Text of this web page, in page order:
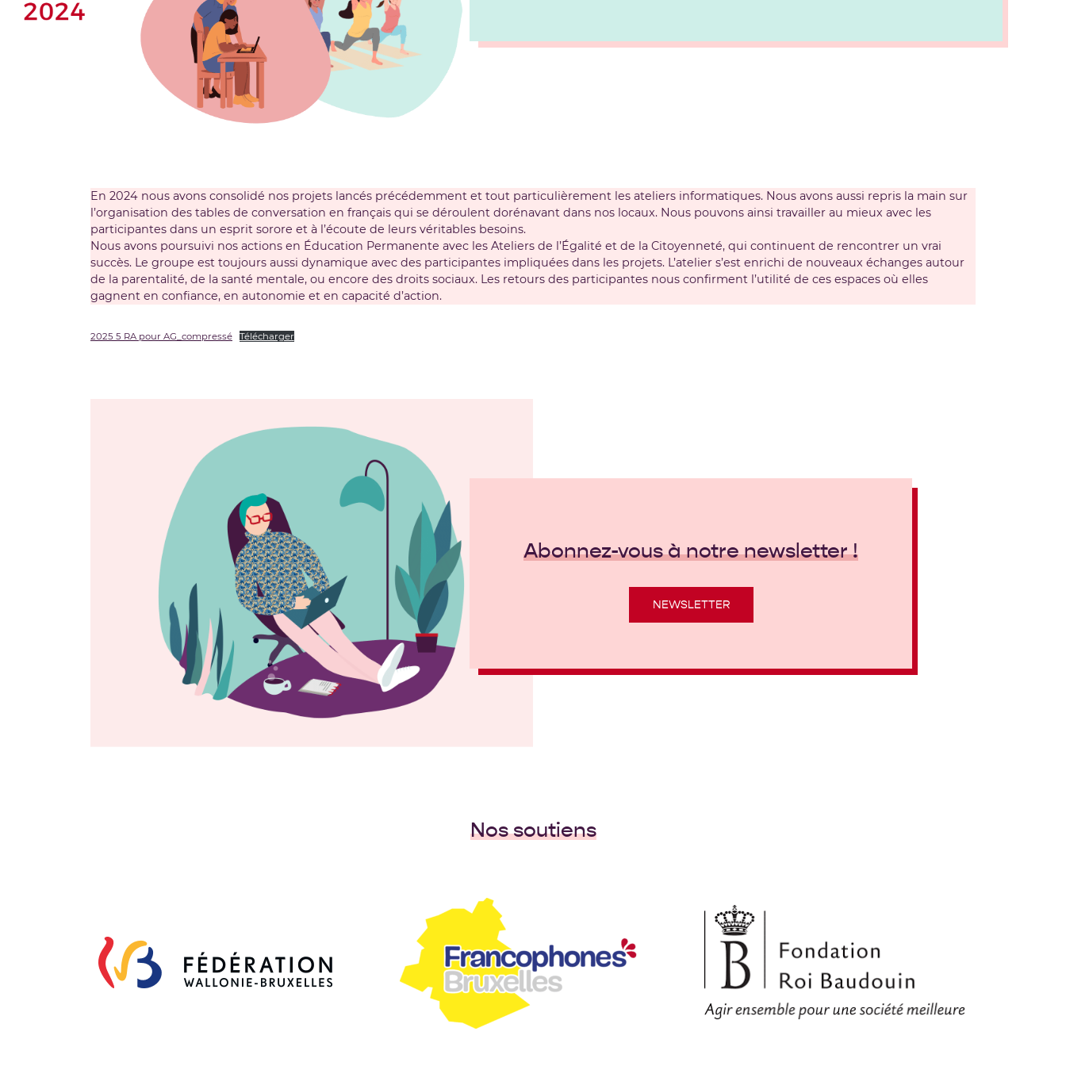
En 2024 nous avons consolidé nos projets lancés précédemment et tout particulièrement les ateliers informatiques. Nous avons aussi repris la main sur
l’organisation des tables de conversation en français qui se déroulent dorénavant dans nos locaux. Nous pouvons ainsi travailler au mieux avec les
participantes dans un esprit sorore et à l’écoute de leurs véritables besoins.
Nous avons poursuivi nos actions en Éducation Permanente avec les Ateliers de l’Égalité et de la Citoyenneté, qui continuent de rencontrer un vrai
succès. Le groupe est toujours aussi dynamique avec des participantes impliquées dans les projets. L’atelier s’est enrichi de nouveaux échanges autour
de la parentalité, de la santé mentale, ou encore des droits sociaux. Les retours des participantes nous confirment l’utilité de ces espaces où elles
gagnent en confiance, en autonomie et en capacité d’action.
2025 5 RA pour AG_compressé Télécharger
Abonnez-vous à notre newsletter !
NEWSLETTER
Nos soutiens